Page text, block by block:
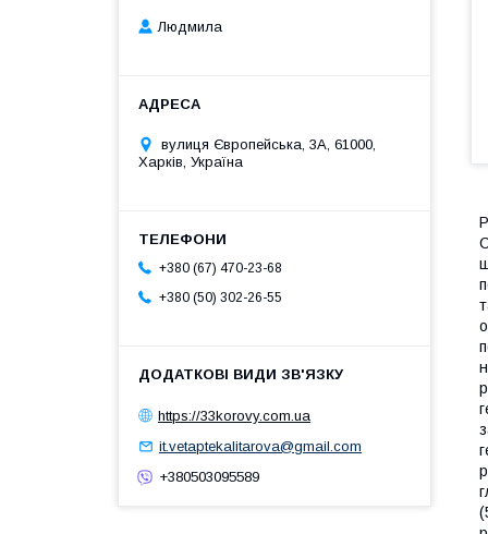
Людмила
вулиця Європейська, 3А, 61000,
Харків, Україна
+380 (67) 470-23-68
+380 (50) 302-26-55
https://33korovy.com.ua
it.vetaptekalitarova@gmail.com
+380503095589